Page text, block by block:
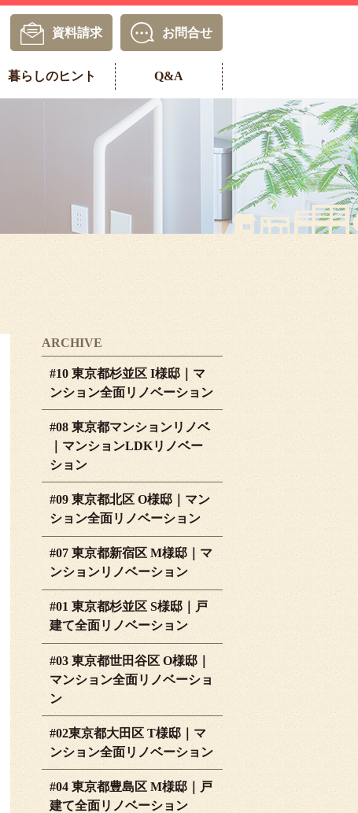
資料請求 お問合せ
暮らしのヒント Q&A
ARCHIVE
#10 東京都杉並区 I様邸｜マ
ンション全面リノベーション
#08 東京都マンションリノベ
｜マンションLDKリノベー
ション
#09 東京都北区 O様邸｜マン
ション全面リノベーション
#07 東京都新宿区 M様邸｜マ
ンションリノベーション
#01 東京都杉並区 S様邸｜戸
建て全面リノベーション
#03 東京都世田谷区 O様邸｜
マンション全面リノベーショ
ン
#02東京都大田区 T様邸｜マ
ンション全面リノベーション
#04 東京都豊島区 M様邸｜戸
建て全面リノベーション